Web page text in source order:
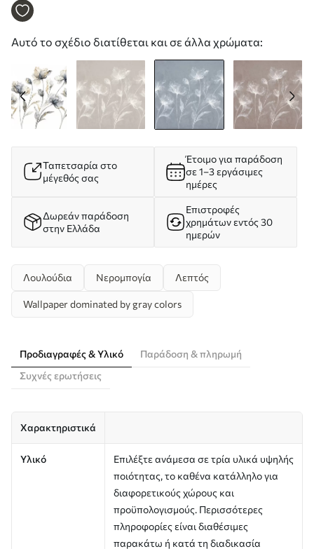
ημιδιαφανή, πολυεπίπεδα πέταλα σε μακριά,
Αυτό το σχέδιο διατίθεται και σε άλλα χρώματα:
Ταπετσαρία στο
μέγεθός σας
Έτοιμο για παράδοση
σε 1–3 εργάσιμες
ημέρες
Δωρεάν παράδοση
στην Ελλάδα
Επιστροφές
χρημάτων εντός 30
ημερών
Λουλούδια Νερομπογία Λεπτός
Wallpaper dominated by gray colors
Προδιαγραφές & Υλικό
Παράδοση & πληρωμή
Συχνές ερωτήσεις
Χαρακτηριστικά
Υλικό
Επιλέξτε ανάμεσα σε τρία υλικά υψηλής
ποιότητας, το καθένα κατάλληλο για
διαφορετικούς χώρους και
προϋπολογισμούς. Περισσότερες
πληροφορίες είναι διαθέσιμες
παρακάτω ή κατά τη διαδικασία